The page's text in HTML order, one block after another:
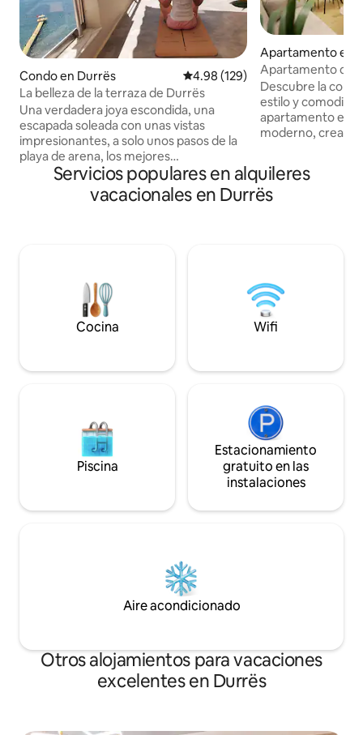
Condo en Durrës Calificación promedio: 4.98 de
4.98 (129)
La belleza de la terraza de Durrës
Una verdadera joya escondida, una
escapada soleada con unas vistas
impresionantes, a solo unos pasos de la
playa de arena, los mejores
restaurantes, tiendas y lugares de
diseñado con pasión y creatividad. Es
Totalmente equipado con servicios para
una estancia con sensación de hogar.
Para ver más fotos y vídeos, echa un
vistazo en Instagram y YouTube:
Apartamento en
Apartamento de
Descubre la
estilo y
apartamento en
moderno,
Situado en la
piedra de la
metros de
tumbonas de
que tus días junto
cómodos como
Servicios populares en alquileres
vacacionales en Durrës
Cocina Wifi
Piscina
Estacionamiento
gratuito en las
instalaciones
Aire acondicionado
Otros alojamientos para vacaciones
excelentes en Durrës